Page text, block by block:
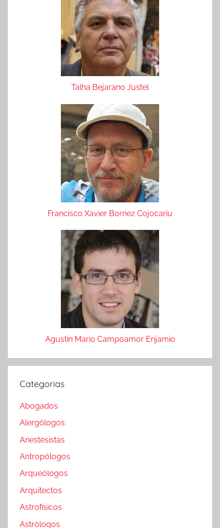
Talha Bejarano Justel
Francisco Xavier Bornez Cojocariu
Agustin Mario Campoamor Enjamio
Categorias
Abogados
Alergólogos
Anestesistas
Antropólogos
Arqueólogos
Arquitectos
Astrofísicos
Astrólogos